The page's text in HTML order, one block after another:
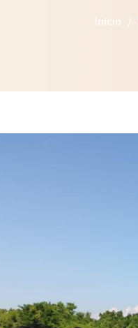
Inicio